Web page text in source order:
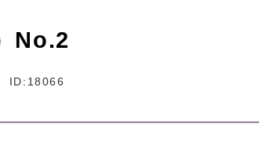
No.2
ID:18066